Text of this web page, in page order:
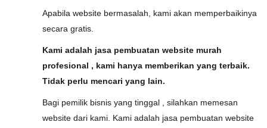
Apabila website bermasalah, kami akan memperbaikinya
secara gratis.
Kami adalah jasa pembuatan website murah
profesional , kami hanya memberikan yang terbaik.
Tidak perlu mencari yang lain.
Bagi pemilik bisnis yang tinggal , silahkan memesan
website dari kami. Kami adalah jasa pembuatan website